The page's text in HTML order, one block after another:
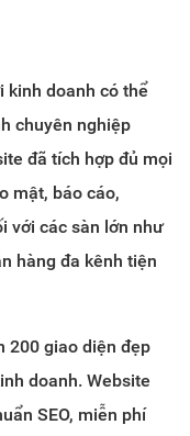
kinh doanh có thể
chuyên nghiệp
đã tích hợp đủ mọi
mật, báo cáo,
với các sàn lớn như
hàng đa kênh tiện
200 giao diện đẹp
doanh. Website
SEO, miễn phí